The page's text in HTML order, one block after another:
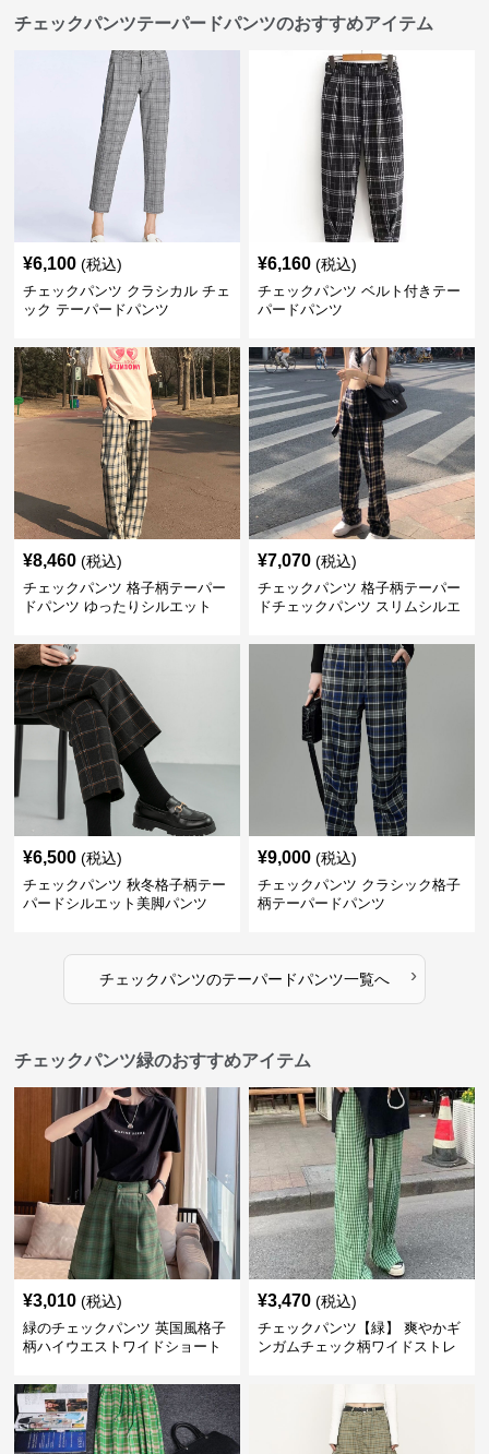
チェックパンツテーパードパンツのおすすめアイテム
¥6,100 (税込)
チェックパンツ クラシカル チェ
ック テーパードパンツ
¥6,160 (税込)
チェックパンツ ベルト付きテー
パードパンツ
¥8,460 (税込)
チェックパンツ 格子柄テーパー
ドパンツ ゆったりシルエット
¥7,070 (税込)
チェックパンツ 格子柄テーパー
ドチェックパンツ スリムシルエ
¥6,500 (税込)
チェックパンツ 秋冬格子柄テー
パードシルエット美脚パンツ
¥9,000 (税込)
チェックパンツ クラシック格子
柄テーパードパンツ
チェックパンツのテーパードパンツ一覧へ ›
チェックパンツ緑のおすすめアイテム
¥3,010 (税込)
緑のチェックパンツ 英国風格子
柄ハイウエストワイドショート
¥3,470 (税込)
チェックパンツ【緑】 爽やかギ
ンガムチェック柄ワイドストレ